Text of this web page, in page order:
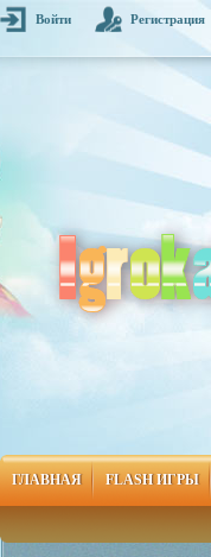
Войти Регистрация
ГЛАВНАЯ FLASH ИГРЫ